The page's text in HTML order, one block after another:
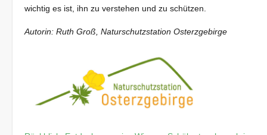
wichtig es ist, ihn zu verstehen und zu schützen.
Autorin: Ruth Groß, Naturschutzstation Osterzgebirge